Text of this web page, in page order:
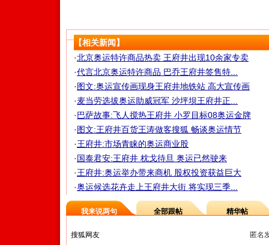
【相关新闻】
·北京奥运特许商品热卖 王府井出现10余家专卖
·代言北京奥运特许商品 巴乔王府井签售特...
·图文:奥运宣传画现身王府井地铁站 高大宣传画
·麦当劳选拔奥运助威冠军 沙坪坝王府井正...
·巴萨故事:飞人搅热王府井 小罗目标08奥运金牌
·图文:王府井百货王涛做客搜狐 畅谈奥运情节
·王府井:市场青睐的奥运商业股
·国泰君安:王府井 枕戈待旦 奥运已然驶来
·王府井:奥运举办带来商机 股权投资获益巨大
·奥运候选花卉走上王府井大街 将实现三季...
我来说两句 全部跟帖 精华帖
匿名